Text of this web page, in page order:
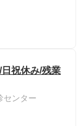
祝休み/残業
センター